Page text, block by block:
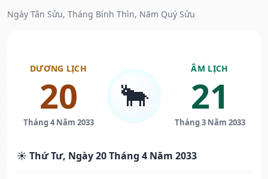
Ngày Tân Sửu, Tháng Bính Thìn, Năm Quý Sửu
DƯƠNG LỊCH
20
Tháng 4 Năm 2033
🐂
ÂM LỊCH
21
Tháng 3 Năm 2033
☀️ Thứ Tư, Ngày 20 Tháng 4 Năm 2033